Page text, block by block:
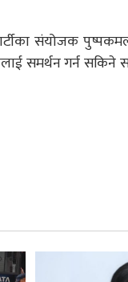
संयोजक
समर्थन गर्न सकिने